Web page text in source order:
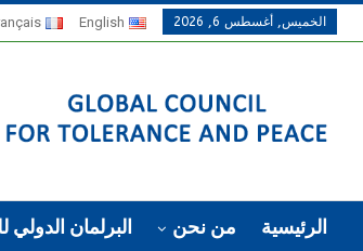
الخميس, أغسطس 6, 2026 English
الرئيسية من نحن البرلمان